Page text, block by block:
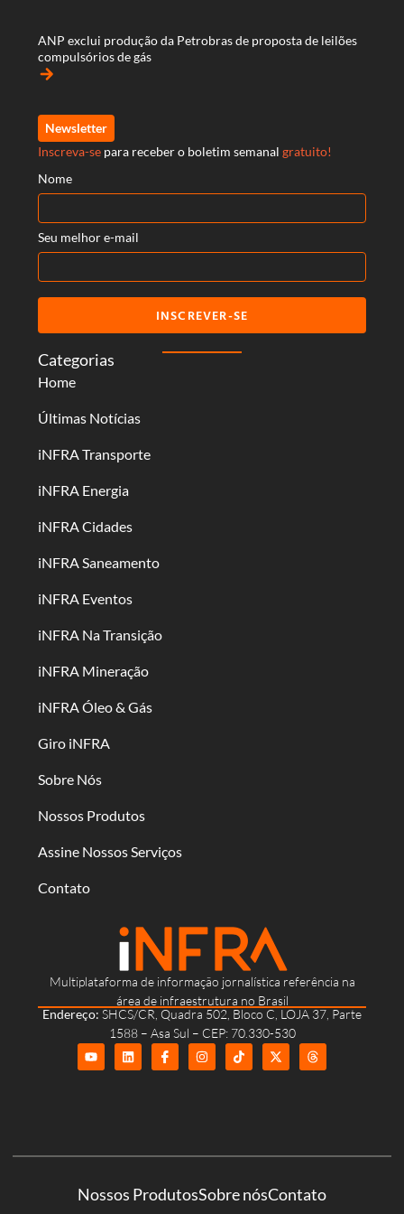
Multiplataforma de informação jornalística referência na
área de infraestrutura no Brasil
Endereço: SHCS/CR, Quadra 502, Bloco C, LOJA 37, Parte
1588 – Asa Sul – CEP: 70.330-530
Categorias
Home
Últimas Notícias
iNFRA Transporte
iNFRA Energia
iNFRA Cidades
iNFRA Saneamento
iNFRA Eventos
iNFRA Na Transição
iNFRA Mineração
iNFRA Óleo & Gás
Giro iNFRA
Sobre Nós
Nossos Produtos
Assine Nossos Serviços
Contato
ANP exclui produção da Petrobras de proposta de leilões
compulsórios de gás
arrow_forward
Newsletter
Inscreva-se para receber o boletim semanal gratuito!
Nome
Seu melhor e-mail
INSCREVER-SE
Nossos ProdutosSobre nósContato